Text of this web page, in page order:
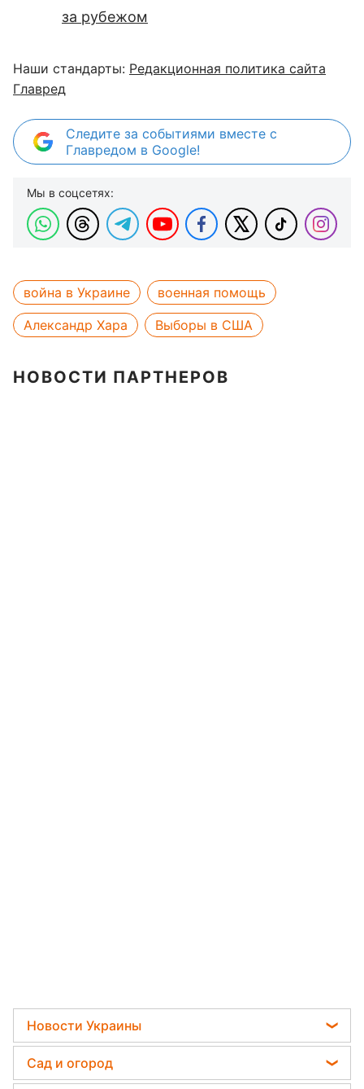
за рубежом
Наши стандарты: Редакционная политика сайта
Главред
Следите за событиями вместе с
Главредом в Google!
Мы в соцсетях:
война в Украине
военная помощь
Александр Хара
Выборы в США
НОВОСТИ ПАРТНЕРОВ
Новости Украины
Телеграм новости Украины
Пенсии в Украине
Сад и огород